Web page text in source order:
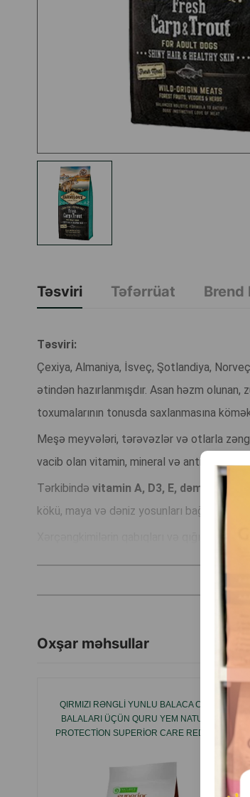
Təsviri Təfərrüat Brend
Təsviri:
Çexiya, Almaniya, İsveç, Şotlandiya,
ətindən hazırlanmışdır. Asan həzm
toxumalarının tonusda saxlanmasına
Meşə meyvələri, tərəvəzlər və otlarla
vacib olan vitamin, mineral və
Tərkibində vitamin A, D3, E, dəmir, yod,
kökü, maya və dəniz yosunları bağırsaq
Xərçəngkimilərin qabıqları və qığırdaq
möhkəmliyinə müsbət təsir göstərir.
sinir və ürək-damar sistemini gücləndirir,
Xüsusi bitki kompleksi sayəsində yem
Tərkibində yoxdur:
Taxıl və kartof (itlərin təbii rasionunda
Kimyəvi maddələr, konservantlar, süni
Tipik analiz:
Oxşar məhsullar
QIRMIZI RƏNGLI YUNLU BALACA CINS IT
BALALARI ÜÇÜN QURU YEM NATURE’S
PROTECTION SUPERIOR CARE RED COAT